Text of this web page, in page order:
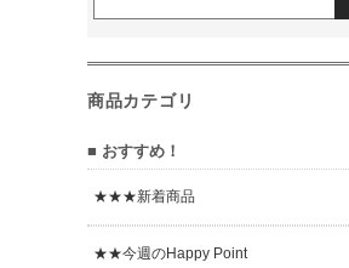
商品カテゴリ
■ おすすめ！
★★★新着商品
★★今週のHappy Point